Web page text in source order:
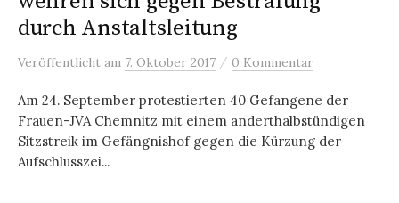
durch Anstaltsleitung
Veröffentlicht am 7. Oktober 2017 / 0 Kommentar
Am 24. September protestierten 40 Gefangene der
Frauen-JVA Chemnitz mit einem anderthalbstündigen
Sitzstreik im Gefängnishof gegen die Kürzung der
Aufschlusszei...